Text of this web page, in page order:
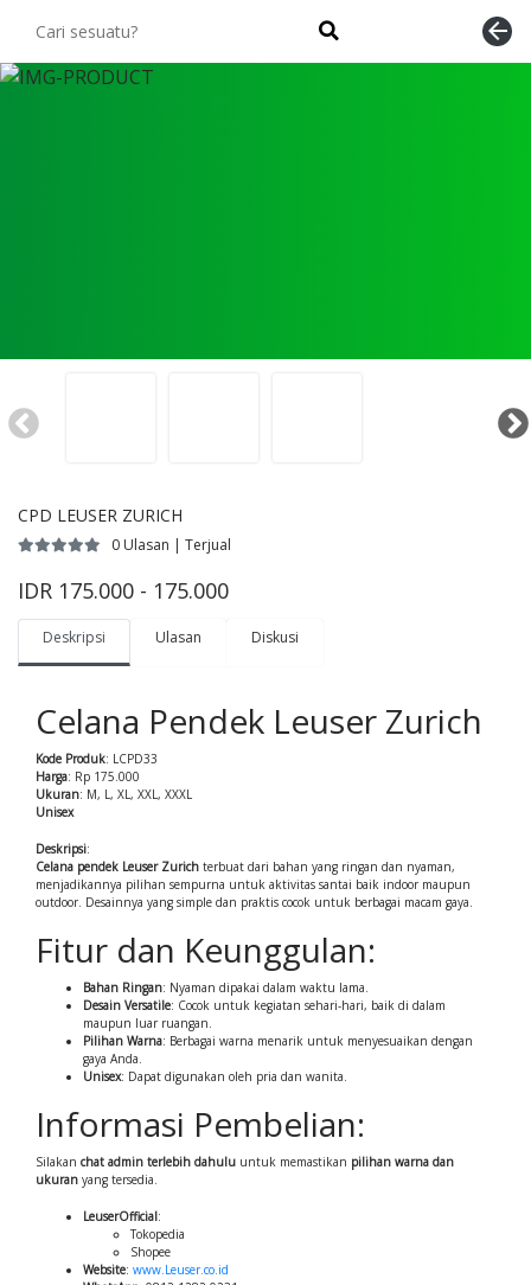
arrow_back
CPD LEUSER ZURICH
0 Ulasan | Terjual
IDR 175.000 - 175.000
Deskripsi Ulasan Diskusi
Celana Pendek Leuser Zurich
Kode Produk: LCPD33
Harga: Rp 175.000
Ukuran: M, L, XL, XXL, XXXL
Unisex
Deskripsi:
Celana pendek Leuser Zurich terbuat dari bahan yang ringan dan nyaman,
menjadikannya pilihan sempurna untuk aktivitas santai baik indoor maupun
outdoor. Desainnya yang simple dan praktis cocok untuk berbagai macam gaya.
Fitur dan Keunggulan:
Bahan Ringan: Nyaman dipakai dalam waktu lama.
Desain Versatile: Cocok untuk kegiatan sehari-hari, baik di dalam
maupun luar ruangan.
Pilihan Warna: Berbagai warna menarik untuk menyesuaikan dengan
gaya Anda.
Unisex: Dapat digunakan oleh pria dan wanita.
Informasi Pembelian:
Silakan chat admin terlebih dahulu untuk memastikan pilihan warna dan
ukuran yang tersedia.
LeuserOfficial:
Tokopedia
Shopee
Website: www.Leuser.co.id